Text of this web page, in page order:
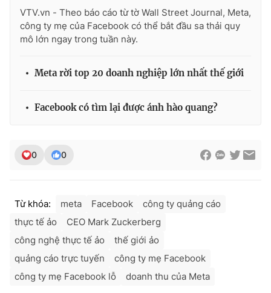
VTV.vn - Theo báo cáo từ tờ Wall Street Journal, Meta,
công ty mẹ của Facebook có thể bắt đầu sa thải quy
mô lớn ngay trong tuần này.
Meta rời top 20 doanh nghiệp lớn nhất thế giới
Facebook có tìm lại được ánh hào quang?
0 0
Từ khóa: meta Facebook
công ty quảng cáo
thực tế ảo
CEO Mark Zuckerberg
công nghệ thực tế ảo
thế giới ảo
quảng cáo trực tuyến
công ty mẹ Facebook
công ty mẹ Facebook lỗ
doanh thu của Meta